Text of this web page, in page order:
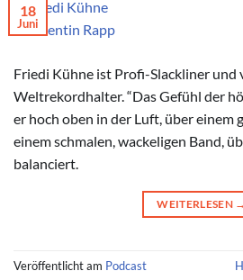
© Valentin Rapp
18
Juni
Friedi Kühne ist Profi-Slackliner und
Weltrekordhalter. “Das Gefühl der
er hoch oben in der Luft, über einem
einem schmalen, wackeligen Band,
balanciert.
WEITERLESEN →
Veröffentlicht am Podcast